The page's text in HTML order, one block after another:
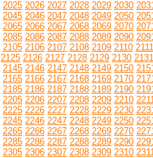
2025 2026 2027 2028 2029 2030
2045 2046 2047 2048 2049 2050
2065 2066 2067 2068 2069 2070
2085 2086 2087 2088 2089 2090
2105 2106 2107 2108 2109 2110 2111
2125 2126 2127 2128 2129 2130 2131
2145 2146 2147 2148 2149 2150
2165 2166 2167 2168 2169 2170
2185 2186 2187 2188 2189 2190
2205 2206 2207 2208 2209 2210
2225 2226 2227 2228 2229 2230
2245 2246 2247 2248 2249 2250
2265 2266 2267 2268 2269 2270
2285 2286 2287 2288 2289 2290
2305 2306 2307 2308 2309 2310